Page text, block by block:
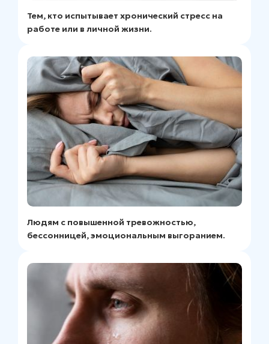
Тем, кто испытывает хронический стресс на
работе или в личной жизни.
Людям с повышенной тревожностью,
бессонницей, эмоциональным выгоранием.